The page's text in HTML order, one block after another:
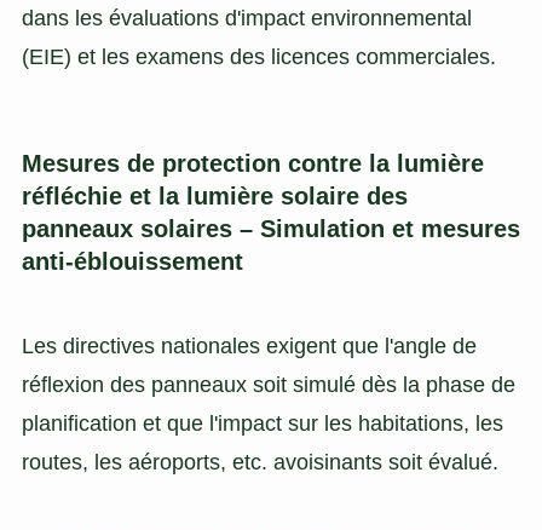
dans les évaluations d'impact environnemental
(EIE) et les examens des licences commerciales.
Mesures de protection contre la lumière
réfléchie et la lumière solaire des
panneaux solaires – Simulation et mesures
anti-éblouissement
Les directives nationales exigent que l'angle de
réflexion des panneaux soit simulé dès la phase de
planification et que l'impact sur les habitations, les
routes, les aéroports, etc. avoisinants soit évalué.